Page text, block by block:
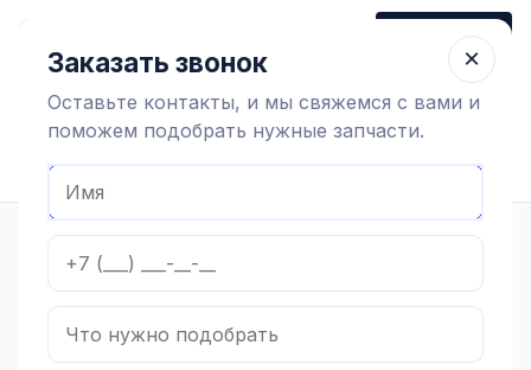
Заказать звонок
Комплектующие системы фильтрации
Корпус фильтра тонкой очистки молока 5т, (патрубки 38мм),
×
Заказать звонок
Оставьте контакты, и мы свяжемся с вами и
поможем подобрать нужные запчасти.